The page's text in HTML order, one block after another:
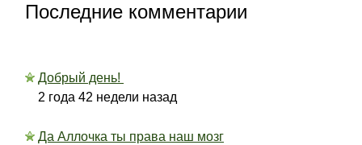
Последние комментарии
Добрый день!
2 года 42 недели назад
Да Аллочка ты права наш мозг